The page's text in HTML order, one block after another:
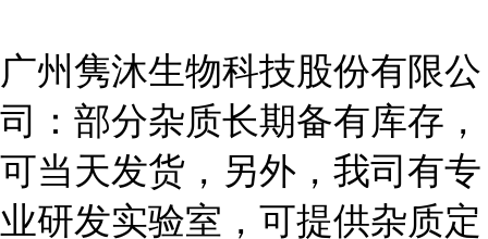
广州隽沐生物科技股份有限公
司：部分杂质长期备有库存，
可当天发货，另外，我司有专
业研发实验室，可提供杂质定